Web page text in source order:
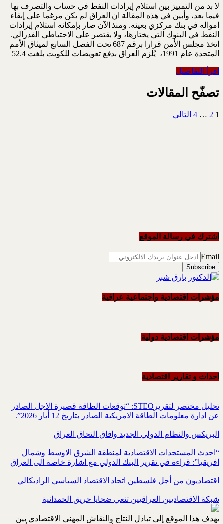
لا بد من التمييز بين استلام إيرادات النفط في حساب والتصرف بها
فيما بعد، وأبين في هذه المقالة ان العراق لم يكن مرغما على إبقاء
امواله في بنك مركزي بعينه. ومنذ الآن صار بإمكانه استلام إيرادات
النفط في البنوك التي يختارها، ولا يقتصر على الاحتياطي الفدرالي.
اتخذ مجلس الأمن قرارا برقم 687 تحت الفصل السابع لميثاق الأمم
المتحدة عام 1991، يُلزم العراق بدفع تعويضات للكويت بلغت 52.4
اقرأ التفاصيل
تصفّح المقالات
1
2
…
4 التالي
اشترك في رسالة الموقع
Email
مؤشرات اقتصادية واجتماعية عراقية
مؤشرات اقتصادية دولية
احداث و تقاریر اقتصادیة
تحليل مختصر لتقريرSTEO‏: “توقعات الطاقة قصيرة الاجل الصادر
عن ادارة معلومات الطاقة الامريكية ‏الصادر بتاريخ 12 أيار 2026”.‏
البريكس والنظام الدولي الجديد وافاق التحاق العراق
“احدث المستجدات الاقتصادية لمنطقة الشرق الاوسط وشمال
افريقيا”: قراءة في تقرير البنك الدولي مع اشارة خاصة الى العراق
اقتصاديون من أجل فلسطين اتحاد الاقتصاد السياسي الراديكالي
شبكة الاقتصاديين العراقيين تنعي ضحايا حريق الحمدانية
يهدف هذا الموقع إلى تبادل النتاج والنقاش المهني الاقتصادي بين